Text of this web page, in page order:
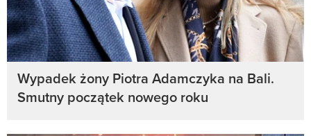
Wypadek żony Piotra Adamczyka na Bali.
Smutny początek nowego roku